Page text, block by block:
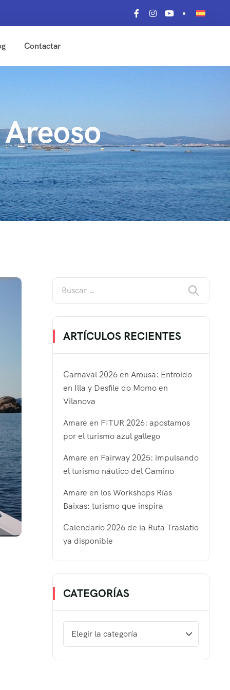
Contactar
ARTÍCULOS RECIENTES
Carnaval 2026 en Arousa: Entroido
en Illa y Desfile do Momo en
Vilanova
Amare en FITUR 2026: apostamos
por el turismo azul gallego
Amare en Fairway 2025: impulsando
el turismo náutico del Camino
Amare en los Workshops Rías
Baixas: turismo que inspira
Calendario 2026 de la Ruta Traslatio
ya disponible
CATEGORÍAS